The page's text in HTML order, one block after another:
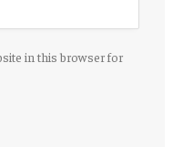
in this browser for